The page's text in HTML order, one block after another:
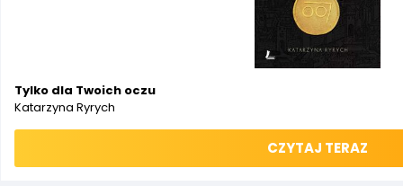
Tylko dla Twoich oczu
Katarzyna Ryrych
CZYTAJ TERAZ